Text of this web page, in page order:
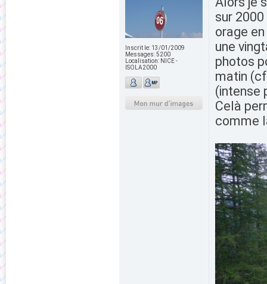
Inscrit le: 13/01/2009
Messages:5200
Localisation: NICE -
ISOLA2000
sur
orage
une
photos
matin
(intense
Celà
comme